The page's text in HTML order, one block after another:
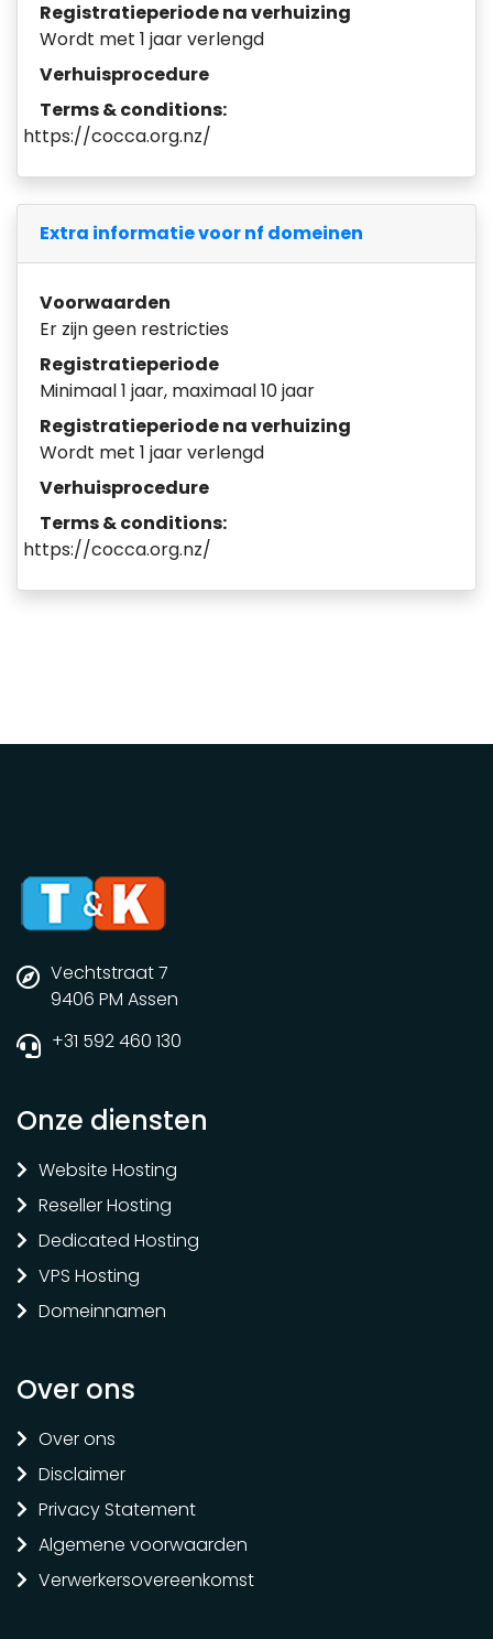
Registratieperiode na verhuizing
Wordt met 1 jaar verlengd
Verhuisprocedure
Terms & conditions:
https://cocca.org.nz/
Extra informatie voor nf domeinen
Voorwaarden
Er zijn geen restricties
Registratieperiode
Minimaal 1 jaar, maximaal 10 jaar
Registratieperiode na verhuizing
Wordt met 1 jaar verlengd
Verhuisprocedure
Terms & conditions:
https://cocca.org.nz/
Vechtstraat 7
9406 PM Assen
+31 592 460 130
Onze diensten
Website Hosting
Reseller Hosting
Dedicated Hosting
VPS Hosting
Domeinnamen
Over ons
Over ons
Disclaimer
Privacy Statement
Algemene voorwaarden
Verwerkersovereenkomst